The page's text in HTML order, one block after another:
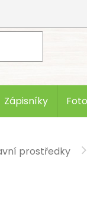
Zápisníky
prostředky